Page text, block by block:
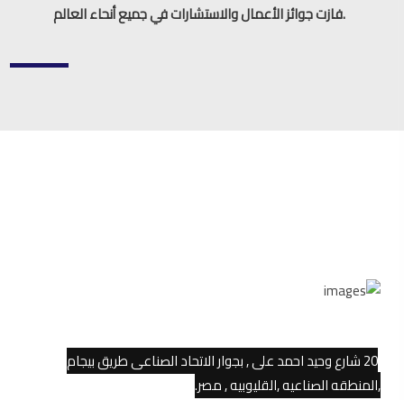
فازت جوائز الأعمال والاستشارات في جميع أنحاء العالم.
20 شارع وحيد احمد على , بجوار الاتحاد الصناعى طريق بيجام
,المنطقه الصناعيه ,القليوبيه , مصر.